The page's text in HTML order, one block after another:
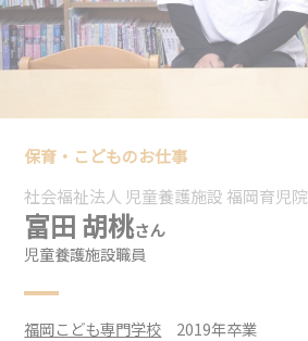
保育・こどものお仕事
社会福祉法人 児童養護施設 福岡育児院
富田 胡桃さん
児童養護施設職員
福岡こども専門学校 2019年卒業